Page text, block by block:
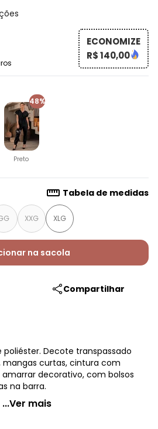
ECONOMIZE
R$ 140,00
48%
Preto
Tabela de medidas
XXG XLG
na sacola
Compartilhar
Decote transpassado
curtas, cintura com
decorativo, com bolsos
na barra.
Verde Acinturado com
...Ver mais